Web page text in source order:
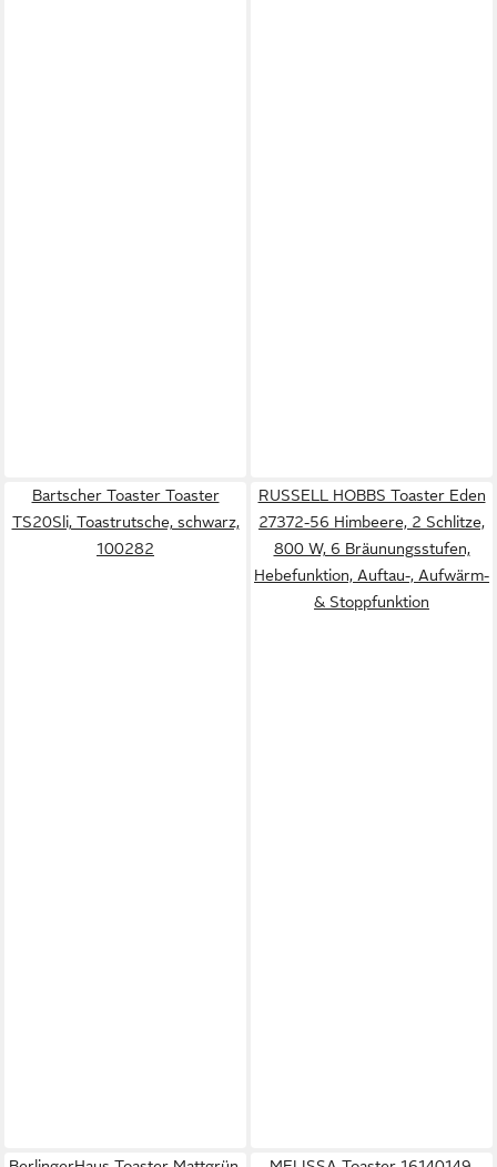
Bartscher Toaster Toaster
TS20Sli, Toastrutsche, schwarz,
100282
RUSSELL HOBBS Toaster Eden
27372-56 Himbeere, 2 Schlitze,
800 W, 6 Bräunungsstufen,
Hebefunktion, Auftau-, Aufwärm-
& Stoppfunktion